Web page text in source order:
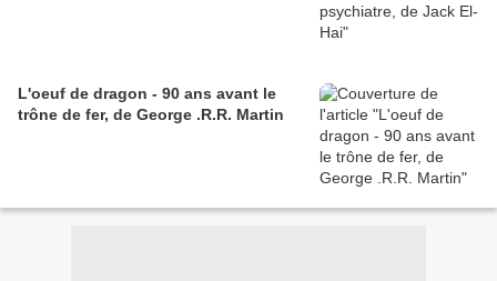
L'oeuf de dragon - 90 ans avant le
trône de fer, de George .R.R. Martin